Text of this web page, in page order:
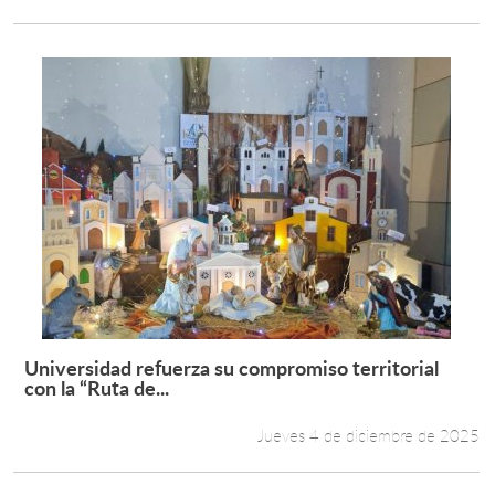
Leer más +
Universidad refuerza su compromiso territorial
con la “Ruta de...
Jueves 4 de diciembre de 2025